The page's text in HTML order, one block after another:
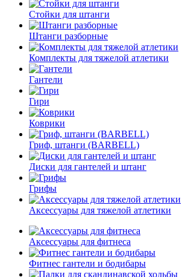
Стойки для штанги
Штанги разборные
Комплекты для тяжелой атлетики
Гантели
Гири
Коврики
Гриф, штанги (BARBELL)
Диски для гантелей и штанг
Грифы
Аксессуары для тяжелой атлетики
Аксессуары для фитнеса
Фитнес гантели и бодибары